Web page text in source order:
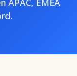
APAC, EMEA